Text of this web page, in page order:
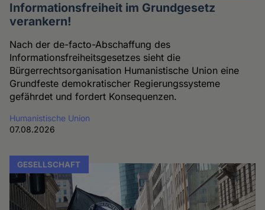
Informationsfreiheit im Grundgesetz
verankern!
Nach der de-facto-Abschaffung des
Informationsfreiheitsgesetzes sieht die
Bürgerrechtsorganisation Humanistische Union eine
Grundfeste demokratischer Regierungssysteme
gefährdet und fordert Konsequenzen.
Humanistische Union
07.08.2026
GESELLSCHAFT